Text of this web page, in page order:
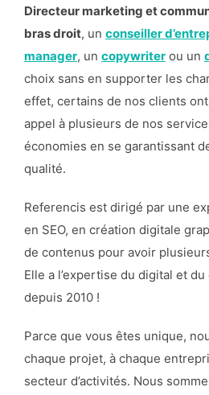
Directeur marketing et
bras droit, un conseiller
manager, un copywriter ou un
choix sans en supporter les
effet, certains de nos clients
appel à plusieurs de nos
économies en se garantissant
qualité.
Referencis est dirigé par une
en SEO, en création digitale
de contenus pour avoir
Elle a l’expertise du digital et
depuis 2010 !
Parce que vous êtes unique,
chaque projet, à chaque
secteur d’activités. Nous